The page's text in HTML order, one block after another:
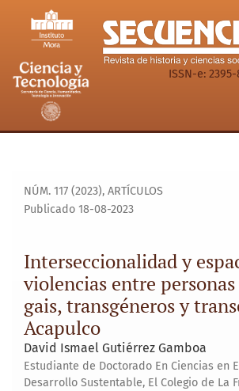
Interseccionalidad y espacio:
ISSN-e:
NÚM. 117 (2023), ARTÍCULOS
Interseccionalidad y
violencias entre
gais, transgéneros y
Acapulco
Publicado 18-08-2023
David Ismael Gutiérrez Gamboa
Estudiante de Doctorado En Ciencias en
Desarrollo Sustentable, El Colegio de La